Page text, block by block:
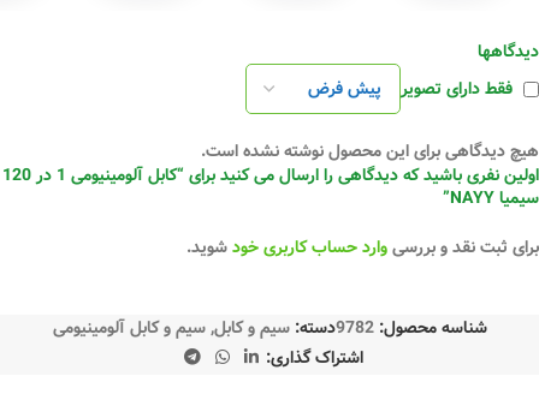
دیدگاهها
فقط دارای تصویر
هیچ دیدگاهی برای این محصول نوشته نشده است.
اولین نفری باشید که دیدگاهی را ارسال می کنید برای “کابل آلومینیومی 1 در 120
سیمیا NAYY”
برای ثبت نقد و بررسیوارد حساب کاربری خودشوید.
شناسه محصول:9782دسته: سیم و کابل, سیم و کابل آلومینیومی
اشتراک گذاری: